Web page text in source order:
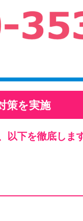
策を実施
以下を徹底しま